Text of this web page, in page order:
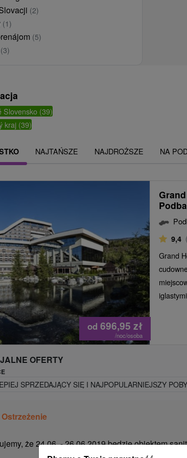
(2)
(1)
(5)
(3)
Slovensko (39)
kraj (39)
NAJTAŃSZE NAJDROŻSZE NA
od 696,95 zł
/noc/osoba
9,4
Grand
OFERTY
SPRZEDAJĄCY SIĘ I NAJPOPULARNIEJSZY
Ostrzeżenie
że 24.06. - 26.06.2019 będzie obiektem